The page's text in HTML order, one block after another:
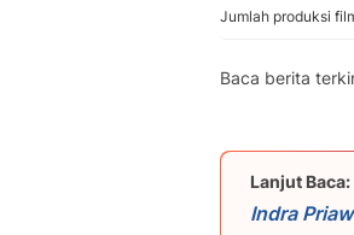
Jumlah produksi
Baca berita
Lanjut Baca:
Indra